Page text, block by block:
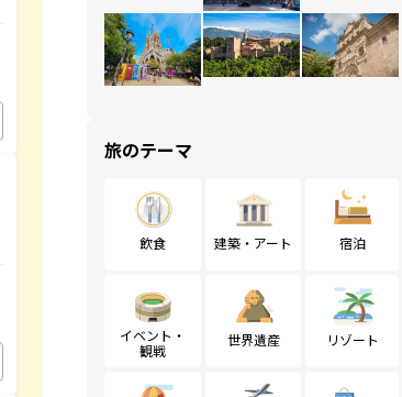
旅のテーマ
飲食 建築・アート 宿泊
イベント・
観戦
世界遺産 リゾート